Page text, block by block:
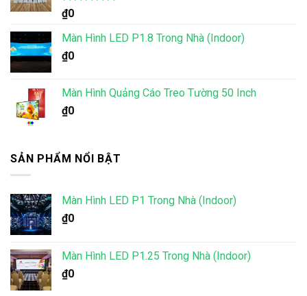
Được xếp
hạng
5 sao
₫0
Màn Hình LED P1.8 Trong Nhà (Indoor)
₫0
Màn Hình Quảng Cáo Treo Tường 50 Inch
₫0
SẢN PHẨM NỔI BẬT
Màn Hình LED P1 Trong Nhà (Indoor)
₫0
Màn Hình LED P1.25 Trong Nhà (Indoor)
₫0